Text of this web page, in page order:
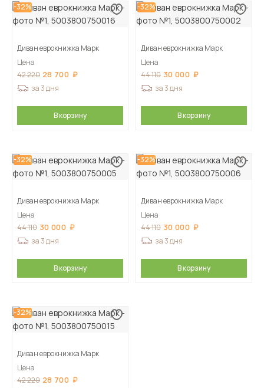
-32%
Диван еврокнижка Марк
Цена
42 220 28 700
за 3 дня
В корзину
-32%
Диван еврокнижка Марк
Цена
44 110 30 000
за 3 дня
В корзину
-32%
Диван еврокнижка Марк
Цена
44 110 30 000
за 3 дня
В корзину
-32%
Диван еврокнижка Марк
Цена
44 110 30 000
за 3 дня
В корзину
-32%
Диван еврокнижка Марк
Цена
42 220 28 700